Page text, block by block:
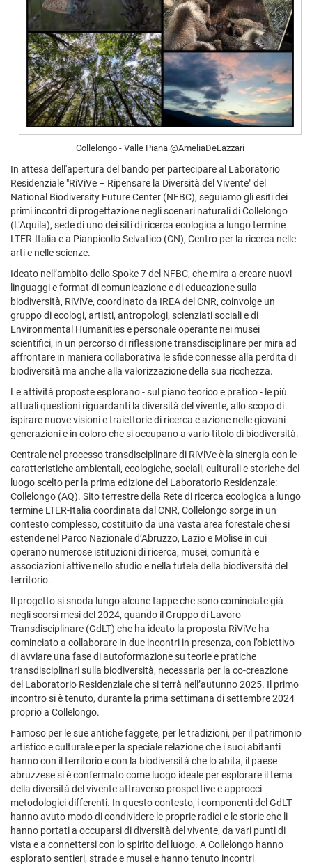
Collelongo - Valle Piana @AmeliaDeLazzari
In attesa dell'apertura del bando per partecipare al Laboratorio
Residenziale "RiViVe – Ripensare la Diversità del Vivente" del
National Biodiversity Future Center (NFBC), seguiamo gli esiti dei
primi incontri di progettazione negli scenari naturali di Collelongo
(L’Aquila), sede di uno dei siti di ricerca ecologica a lungo termine
LTER-Italia e a Pianpicollo Selvatico (CN), Centro per la ricerca nelle
arti e nelle scienze.
Ideato nell’ambito dello Spoke 7 del NFBC, che mira a creare nuovi
linguaggi e format di comunicazione e di educazione sulla
biodiversità, RiViVe, coordinato da IREA del CNR, coinvolge un
gruppo di ecologi, artisti, antropologi, scienziati sociali e di
Environmental Humanities e personale operante nei musei
scientifici, in un percorso di riflessione transdisciplinare per mira ad
affrontare in maniera collaborativa le sfide connesse alla perdita di
biodiversità ma anche alla valorizzazione della sua ricchezza.
Le attività proposte esplorano - sul piano teorico e pratico - le più
attuali questioni riguardanti la diversità del vivente, allo scopo di
ispirare nuove visioni e traiettorie di ricerca e azione nelle giovani
generazioni e in coloro che si occupano a vario titolo di biodiversità.
Centrale nel processo transdisciplinare di RiViVe è la sinergia con le
caratteristiche ambientali, ecologiche, sociali, culturali e storiche del
luogo scelto per la prima edizione del Laboratorio Residenzale:
Collelongo (AQ). Sito terrestre della Rete di ricerca ecologica a lungo
termine LTER-Italia coordinata dal CNR, Collelongo sorge in un
contesto complesso, costituito da una vasta area forestale che si
estende nel Parco Nazionale d’Abruzzo, Lazio e Molise in cui
operano numerose istituzioni di ricerca, musei, comunità e
associazioni attive nello studio e nella tutela della biodiversità del
territorio.
Il progetto si snoda lungo alcune tappe che sono cominciate già
negli scorsi mesi del 2024, quando il Gruppo di Lavoro
Transdisciplinare (GdLT) che ha ideato la proposta RiViVe ha
cominciato a collaborare in due incontri in presenza, con l’obiettivo
di avviare una fase di autoformazione su teorie e pratiche
transdisciplinari sulla biodiversità, necessaria per la co-creazione
del Laboratorio Residenziale che si terrà nell’autunno 2025. Il primo
incontro si è tenuto, durante la prima settimana di settembre 2024
proprio a Collelongo.
Famoso per le sue antiche faggete, per le tradizioni, per il patrimonio
artistico e culturale e per la speciale relazione che i suoi abitanti
hanno con il territorio e con la biodiversità che lo abita, il paese
abruzzese si è confermato come luogo ideale per esplorare il tema
della diversità del vivente attraverso prospettive e approcci
metodologici differenti. In questo contesto, i componenti del GdLT
hanno avuto modo di condividere le proprie radici e le storie che li
hanno portati a occuparsi di diversità del vivente, da vari punti di
vista e a connettersi con lo spirito del luogo. A Collelongo hanno
esplorato sentieri, strade e musei e hanno tenuto incontri